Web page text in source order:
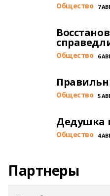
Общество 7
Общество 6
Общество 5
Дедушка
Общество 4
Партнеры